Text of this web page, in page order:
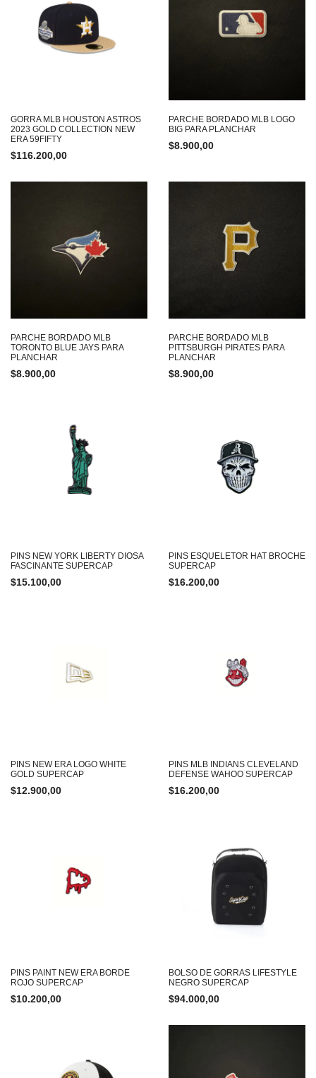
GORRA MLB HOUSTON ASTROS
2023 GOLD COLLECTION NEW
ERA 59FIFTY
$116.200,00
PARCHE BORDADO MLB LOGO
BIG PARA PLANCHAR
$8.900,00
PARCHE BORDADO MLB
TORONTO BLUE JAYS PARA
PLANCHAR
$8.900,00
PARCHE BORDADO MLB
PITTSBURGH PIRATES PARA
PLANCHAR
$8.900,00
PINS NEW YORK LIBERTY DIOSA
FASCINANTE SUPERCAP
$15.100,00
PINS ESQUELETOR HAT BROCHE
SUPERCAP
$16.200,00
PINS NEW ERA LOGO WHITE
GOLD SUPERCAP
$12.900,00
PINS MLB INDIANS CLEVELAND
DEFENSE WAHOO SUPERCAP
$16.200,00
PINS PAINT NEW ERA BORDE
ROJO SUPERCAP
$10.200,00
BOLSO DE GORRAS LIFESTYLE
NEGRO SUPERCAP
$94.000,00